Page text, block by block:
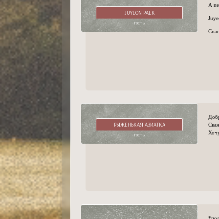
JUYEON PAEK
гость
А
РЫЖЕНЬКАЯ АЗИАТКА
гость